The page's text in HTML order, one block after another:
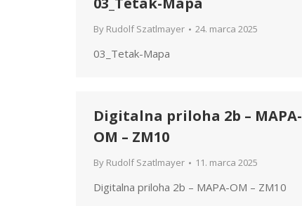
By Rudolf Szatlmayer 24. marca 2025
03_Tetak-Mapa
Digitalna priloha 2b – MAPA-
OM – ZM10
By Rudolf Szatlmayer 11. marca 2025
Digitalna priloha 2b – MAPA-OM – ZM10